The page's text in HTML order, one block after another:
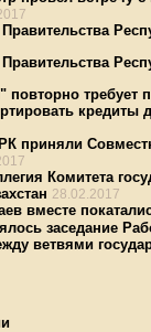
повторно требует
кредиты
приняли
Комитета
28.02.2017
вместе
заседание
ветвями